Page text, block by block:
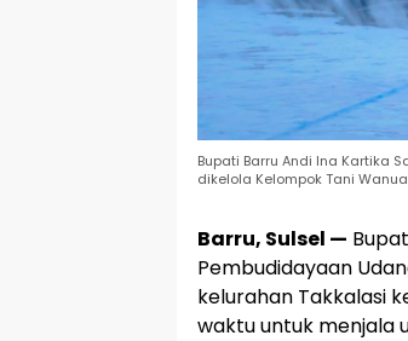
Bupati Barru Andi Ina Kartika
dikelola Kelompok Tani
Barru, Sulsel —
Pembudidayaan
kelurahan Takkalasi
waktu untuk menjala